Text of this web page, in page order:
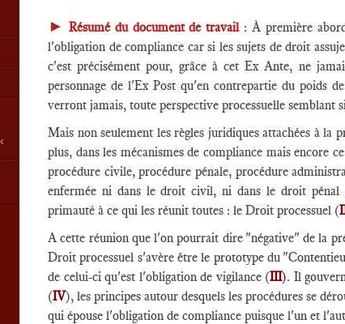
► Résumé du document de travail : À première
l'obligation de compliance car si les sujets de droit
c'est précisément pour, grâce à cet Ex Ante, ne
personnage de l'Ex Post qu'en contrepartie du poids
verront jamais, toute perspective processuelle
Mais non seulement les règles juridiques attachées à la
plus, dans les mécanismes de compliance mais encore
procédure civile, procédure pénale, procédure
enfermée ni dans le droit civil, ni dans le droit pénal
primauté à ce qui les réunit toutes : le Droit processuel (
A cette réunion que l'on pourrait dire "négative" de la
Droit processuel s'avère être le prototype du
de celui-ci qu'est l'obligation de vigilance (III). Il
(IV), les principes autour desquels les procédures se
qui épouse l'obligation de compliance puisque l'un et